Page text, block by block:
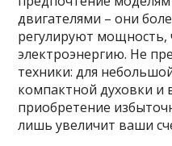
двигателями – они
регулируют мощность,
электроэнергию. Не
техники: для
компактной духовки и
приобретение
лишь увеличит ваши